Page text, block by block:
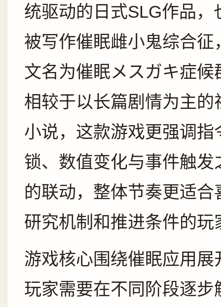
统驱动的日式SLG作品，
被写作催眠雌小鬼综合征
文名为催眠メスガキ症候
相较于以长篇剧情为主的
小说，这款游戏更强调指
锁、数值变化与事件触发
的联动，整体节奏更适合
研究机制和推进条件的玩
游戏核心围绕催眠应用展
玩家需要在不同阶段逐步